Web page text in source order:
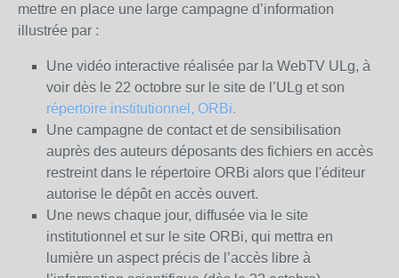
mettre en place une large campagne d’information
illustrée par :
Une vidéo interactive réalisée par la WebTV ULg, à
voir dès le 22 octobre sur le site de l’ULg et son
répertoire institutionnel, ORBi.
Une campagne de contact et de sensibilisation
auprès des auteurs déposants des fichiers en accès
restreint dans le répertoire ORBi alors que l'éditeur
autorise le dépôt en accès ouvert.
Une news chaque jour, diffusée via le site
institutionnel et sur le site ORBi, qui mettra en
lumière un aspect précis de l’accès libre à